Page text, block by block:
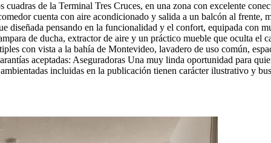
de la Terminal Tres Cruces, en una zona con excelente
cuenta con aire acondicionado y salida a un balcón al frente,
pensando en la funcionalidad y el confort, equipada con
de ducha, extractor de aire y un práctico mueble que oculta el
con vista a la bahía de Montevideo, lavadero de uso común,
aceptadas: Aseguradoras Una muy linda oportunidad para
incluidas en la publicación tienen carácter ilustrativo y